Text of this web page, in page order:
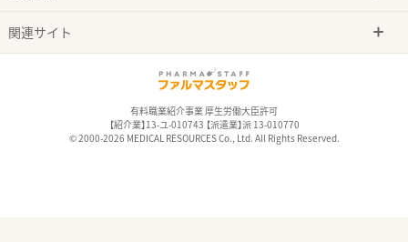
関連サイト
有料職業紹介事業 厚生労働大臣許可
【紹介業】13-ユ-010743 【派遣業】派 13-010770
© 2000-2026 MEDICAL RESOURCES Co., Ltd. All Rights Reserved.